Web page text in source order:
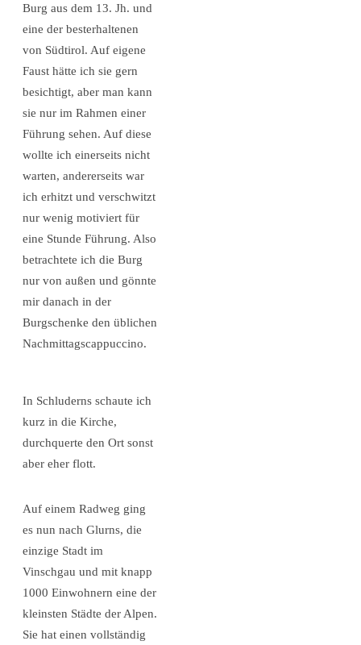
Burg aus dem 13. Jh. und
eine der besterhaltenen
von Südtirol. Auf eigene
Faust hätte ich sie gern
besichtigt, aber man kann
sie nur im Rahmen einer
Führung sehen. Auf diese
wollte ich einerseits nicht
warten, andererseits war
ich erhitzt und verschwitzt
nur wenig motiviert für
eine Stunde Führung. Also
betrachtete ich die Burg
nur von außen und gönnte
mir danach in der
Burgschenke den üblichen
Nachmittagscappuccino.
In Schluderns schaute ich
kurz in die Kirche,
durchquerte den Ort sonst
aber eher flott.
Auf einem Radweg ging
es nun nach Glurns, die
einzige Stadt im
Vinschgau und mit knapp
1000 Einwohnern eine der
kleinsten Städte der Alpen.
Sie hat einen vollständig